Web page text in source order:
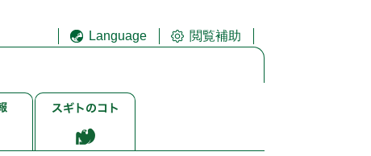
Language 閲覧補助
ス